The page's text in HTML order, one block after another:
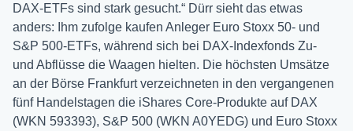
DAX-ETFs sind stark gesucht.“ Dürr sieht das etwas
anders: Ihm zufolge kaufen Anleger Euro Stoxx 50- und
S&P 500-ETFs, während sich bei DAX-Indexfonds Zu-
und Abflüsse die Waagen hielten. Die höchsten Umsätze
an der Börse Frankfurt verzeichneten in den vergangenen
fünf Handelstagen die iShares Core-Produkte auf DAX
(WKN 593393), S&P 500 (WKN A0YEDG) und Euro Stoxx